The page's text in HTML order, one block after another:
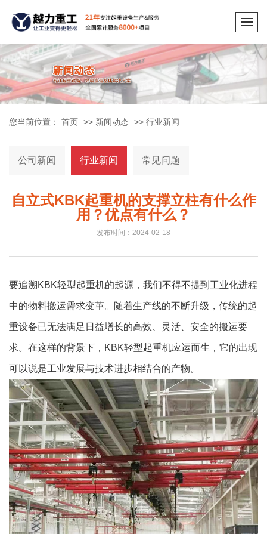
您当前位置： 首页 >> 新闻动态 >> 行业新闻
公司新闻 行业新闻 常见问题
自立式KBK起重机的支撑立柱有什么作
用？优点有什么？
发布时间：2024-02-18
要追溯KBK轻型起重机的起源，我们不得不提到工业化进程
中的物料搬运需求变革。随着生产线的不断升级，传统的起
重设备已无法满足日益增长的高效、灵活、安全的搬运要
求。在这样的背景下，KBK轻型起重机应运而生，它的出现
可以说是工业发展与技术进步相结合的产物。